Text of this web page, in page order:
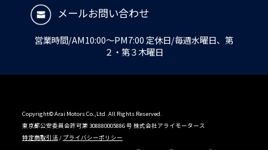
メールお問い合わせ
営業時間/AM10:00～PM7:00 定休日/毎週水曜日、第
２・第３木曜日
Copyright© Arai Motors Co.,Ltd. All Rights Reserved.
東京都公安委員会許可第 308880005886 号 株式会社アライモータース
特定商取引法/ プライバシーポリシー